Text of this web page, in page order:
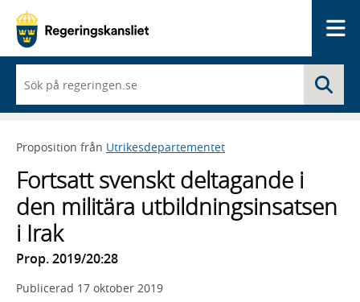
du
börjar
skriva
framträder
lista
med
sökförslag
Proposition från Utrikesdepartementet
Fortsatt svenskt deltagande i
den militära utbildningsinsatsen
i Irak
Prop. 2019/20:28
Publicerad 17 oktober 2019